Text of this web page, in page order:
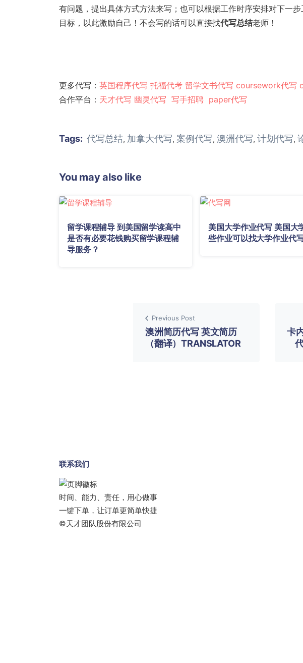
有问题，提出具体方式方法来写；也可以根据工作时序安排对下一
目标，以此激励自己！不会写的话可以直接找代写总结老师！
更多代写： 英国程序代写 托福代考 留学文书代写 coursework代写
合作平台： 天才代写 幽灵代写 写手招聘 paper代写
Tags: 代写总结, 加拿大代写, 案例代写, 澳洲代写, 计划代写,
You may also like
留学课程辅导 到美国留学读高中
是否有必要花钱购买留学课程辅
导服务？
美国大学作业代写 美国大
些作业可以找大学作业代
Previous Post
澳洲简历代写 英文简历
（翻译）TRANSLATOR
卡
联系我们
时间、能力、责任，用心做事
一键下单，让订单更简单快捷
©天才团队股份有限公司